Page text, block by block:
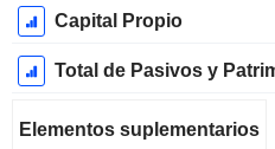
Capital Propio
Total de Pasivos y
Elementos suplementarios